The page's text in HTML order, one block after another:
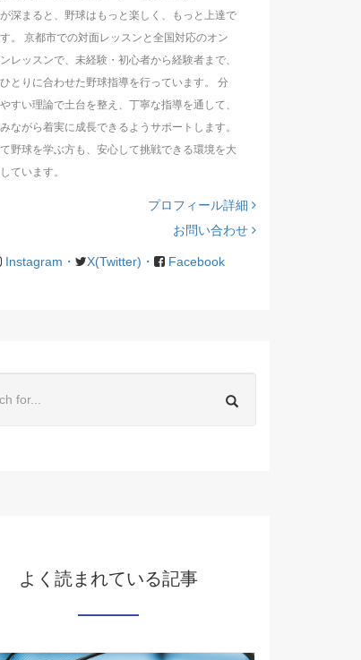
深まると、野球はもっと楽しく、もっと上達で
。 京都市での対面レッスンと全国対応のオン
レッスンで、未経験・初心者から経験者まで、
とりに合わせた野球指導を行っています。 分
すい理論で土台を整え、丁寧な指導を通して、
ながら着実に成長できるようサポートします。
野球を学ぶ方も、安心して挑戦できる環境を大
ています。
プロフィール詳細
お問い合わせ
Instagram・ X(Twitter)・ Facebook
よく読まれている記事